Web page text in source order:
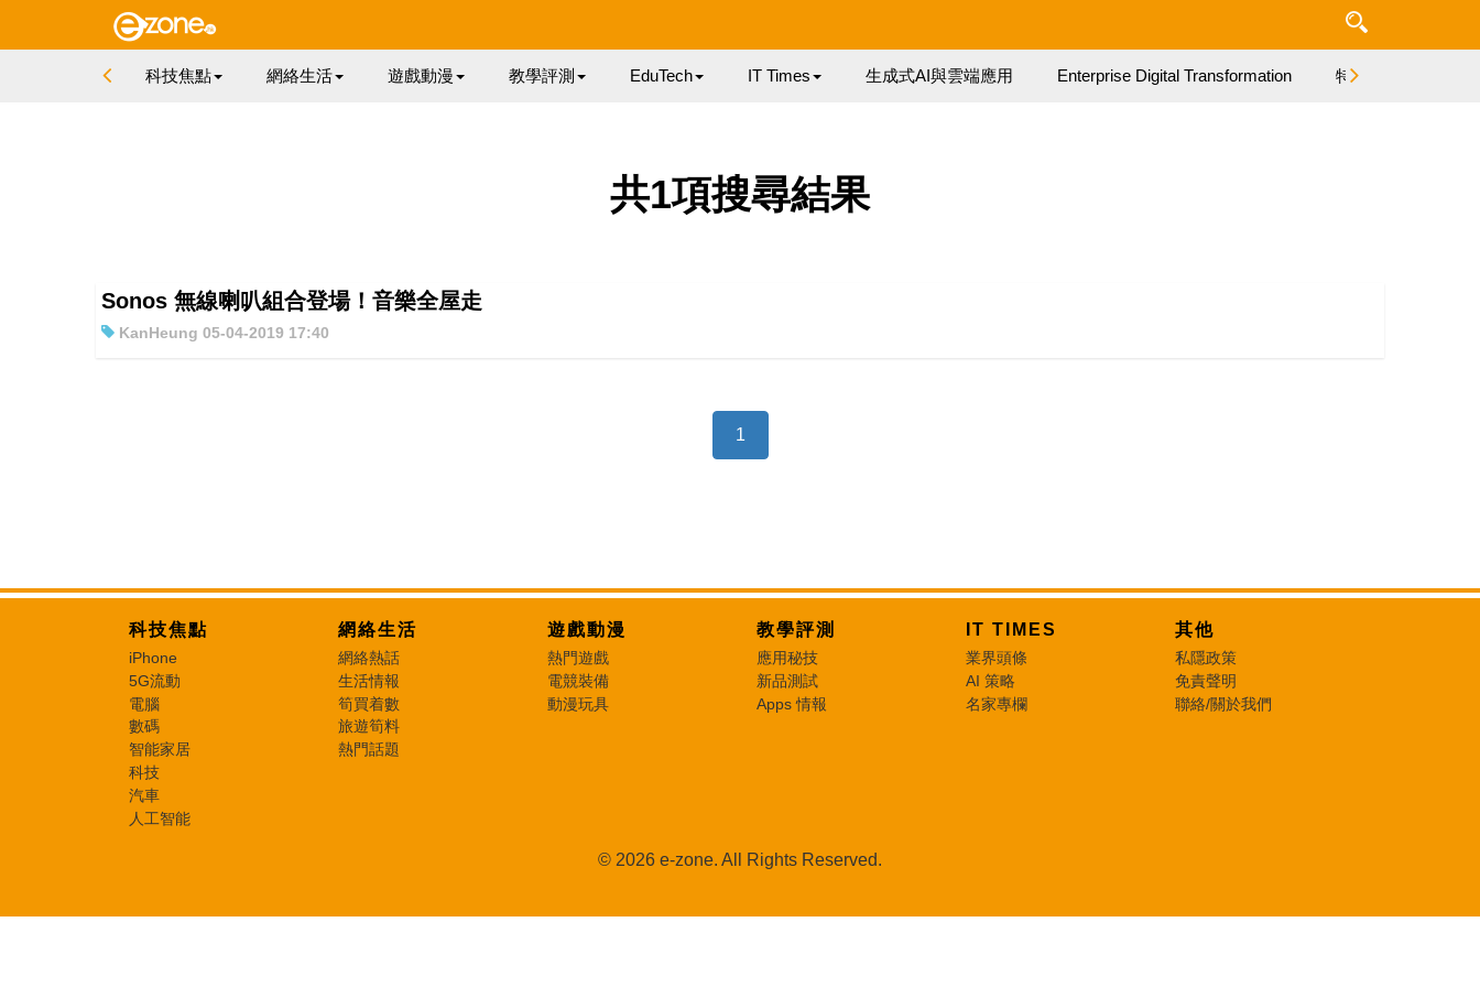
科技焦點 網絡生活 遊戲動漫 教學評測 EduTech IT Times 生成式AI與雲端應用 Enterprise Digital Transformation 特集
共1項搜尋結果
Sonos 無線喇叭組合登場！音樂全屋走
KanHeung 05-04-2019 17:40
1
科技焦點
iPhone
5G流動
電腦
數碼
智能家居
科技
汽車
人工智能
網絡生活
網絡熱話
生活情報
筍買着數
旅遊筍料
熱門話題
遊戲動漫
熱門遊戲
電競裝備
動漫玩具
教學評測
應用秘技
新品測試
Apps 情報
IT TIMES
業界頭條
AI 策略
名家專欄
其他
私隱政策
免責聲明
聯絡/關於我們
© 2026 e-zone. All Rights Reserved.